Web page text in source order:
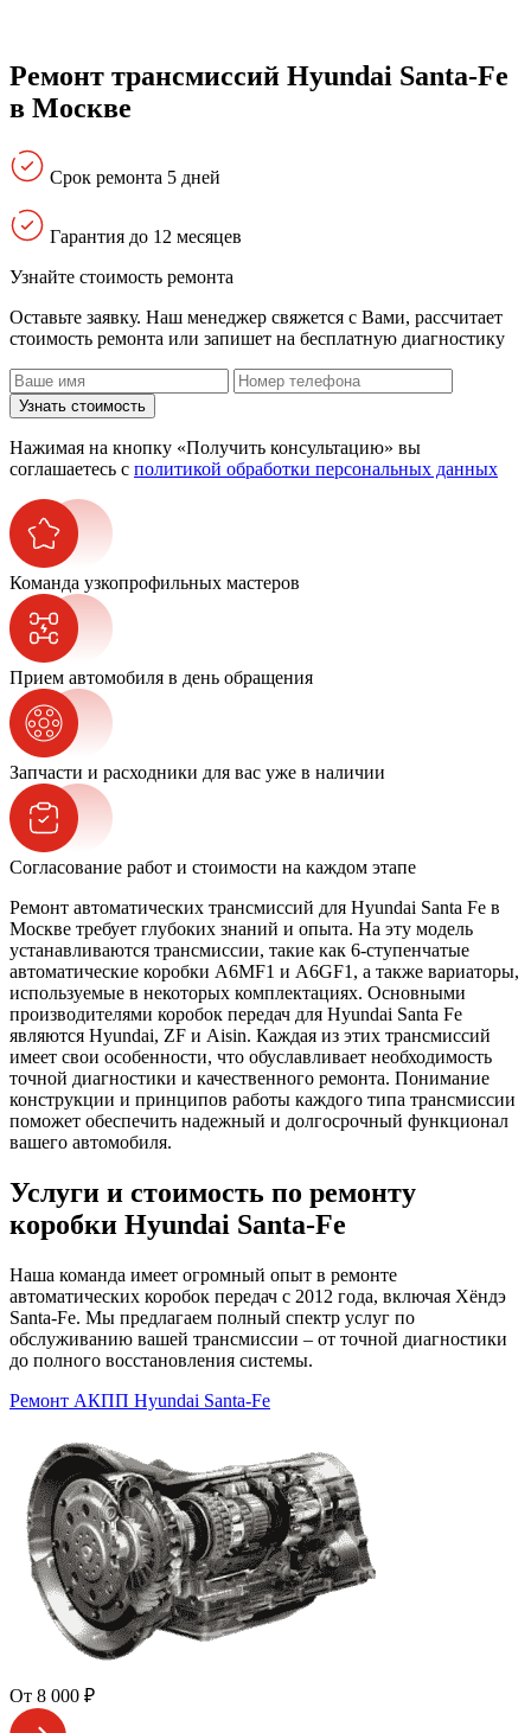
Ремонт трансмиссий Hyundai Santa-Fe
в Москве
Срок ремонта 5 дней
Гарантия до 12 месяцев
Узнайте стоимость ремонта
Оставьте заявку. Наш менеджер свяжется с Вами, расcчитает
стоимость ремонта или запишет на бесплатную диагностику
Узнать стоимость
Нажимая на кнопку «Получить консультацию» вы
соглашаетесь с политикой обработки персональных данных
Команда узкопрофильных мастеров
Прием автомобиля в день обращения
Запчасти и расходники для вас уже в наличии
Согласование работ и стоимости на каждом этапе
Ремонт автоматических трансмиссий для Hyundai Santa Fe в
Москве требует глубоких знаний и опыта. На эту модель
устанавливаются трансмиссии, такие как 6-ступенчатые
автоматические коробки A6MF1 и A6GF1, а также вариаторы,
используемые в некоторых комплектациях. Основными
производителями коробок передач для Hyundai Santa Fe
являются Hyundai, ZF и Aisin. Каждая из этих трансмиссий
имеет свои особенности, что обуславливает необходимость
точной диагностики и качественного ремонта. Понимание
конструкции и принципов работы каждого типа трансмиссии
поможет обеспечить надежный и долгосрочный функционал
вашего автомобиля.
Услуги и стоимость по ремонту
коробки Hyundai Santa-Fe
Наша команда имеет огромный опыт в ремонте
автоматических коробок передач с 2012 года, включая Хёндэ
Santa-Fe. Мы предлагаем полный спектр услуг по
обслуживанию вашей трансмиссии – от точной диагностики
до полного восстановления системы.
Ремонт АКПП Hyundai Santa-Fe
От 8 000 ₽